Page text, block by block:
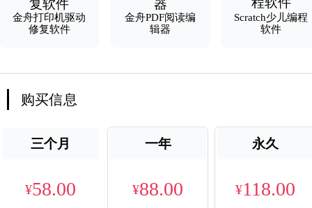
金舟打印机驱动
修复软件
金舟PDF阅读编
辑器
Scratch少儿编程
软件
购买信息
三个月
¥58.00
一年
¥88.00
永久
¥118.00